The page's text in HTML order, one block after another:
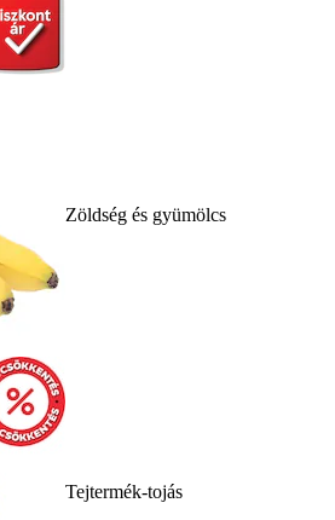
Zöldség és gyümölcs
Tejtermék-tojás